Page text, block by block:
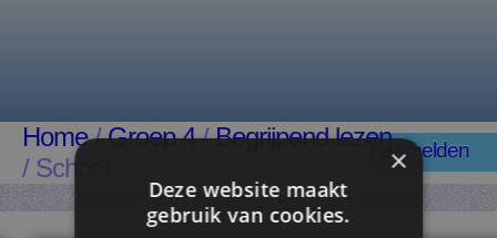
Home/Groep 4/Begrijpend lezen
/ School
Aanmelden
×
Deze website maakt
gebruik van cookies.